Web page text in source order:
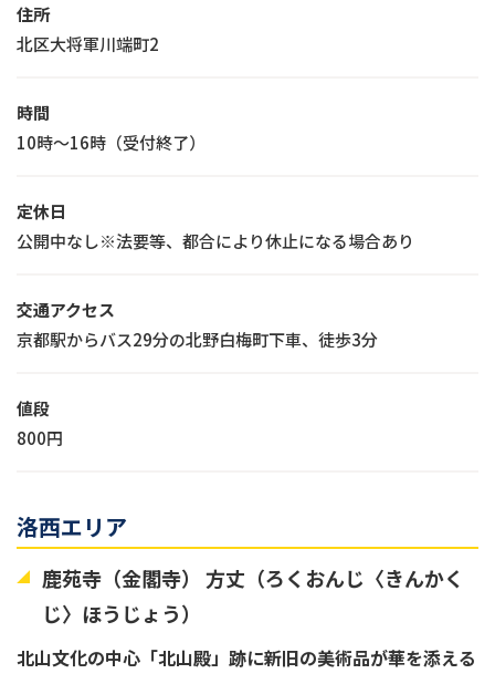
住所
北区大将軍川端町2
時間
10時～16時（受付終了）
定休日
公開中なし※法要等、都合により休止になる場合あり
交通アクセス
京都駅からバス29分の北野白梅町下車、徒歩3分
値段
800円
洛西エリア
鹿苑寺（金閣寺） 方丈（ろくおんじ〈きんかく
じ〉ほうじょう）
北山文化の中心「北山殿」跡に新旧の美術品が華を添える